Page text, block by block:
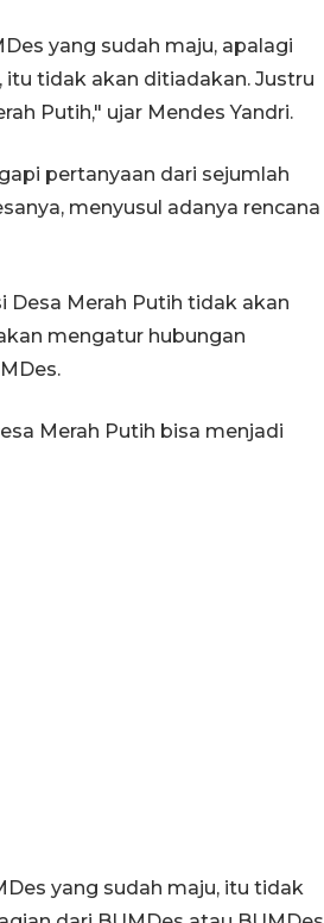
yang sudah maju, apalagi
itu tidak akan ditiadakan. Justru
Putih," ujar Mendes Yandri.
pertanyaan dari sejumlah
menyusul adanya rencana
Desa Merah Putih tidak akan
mengatur hubungan
Merah Putih bisa menjadi
yang sudah maju, itu tidak